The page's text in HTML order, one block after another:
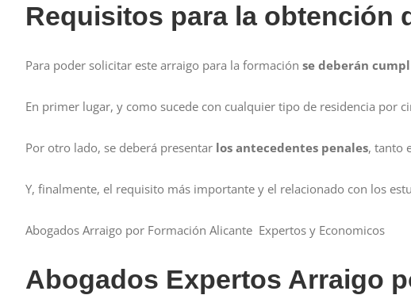
Requisitos para la obtención
Para poder solicitar este arraigo para la formación se deberán
En primer lugar, y como sucede con cualquier tipo de residencia por
Por otro lado, se deberá presentar los antecedentes penales, tanto
Y, finalmente, el requisito más importante y el relacionado con los
Abogados Arraigo por Formación Alicante Expertos y Economicos
Abogados Expertos Arraigo